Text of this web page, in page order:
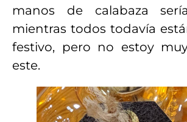
manos de calabaza
mientras todos todavía
festivo, pero no estoy
este.